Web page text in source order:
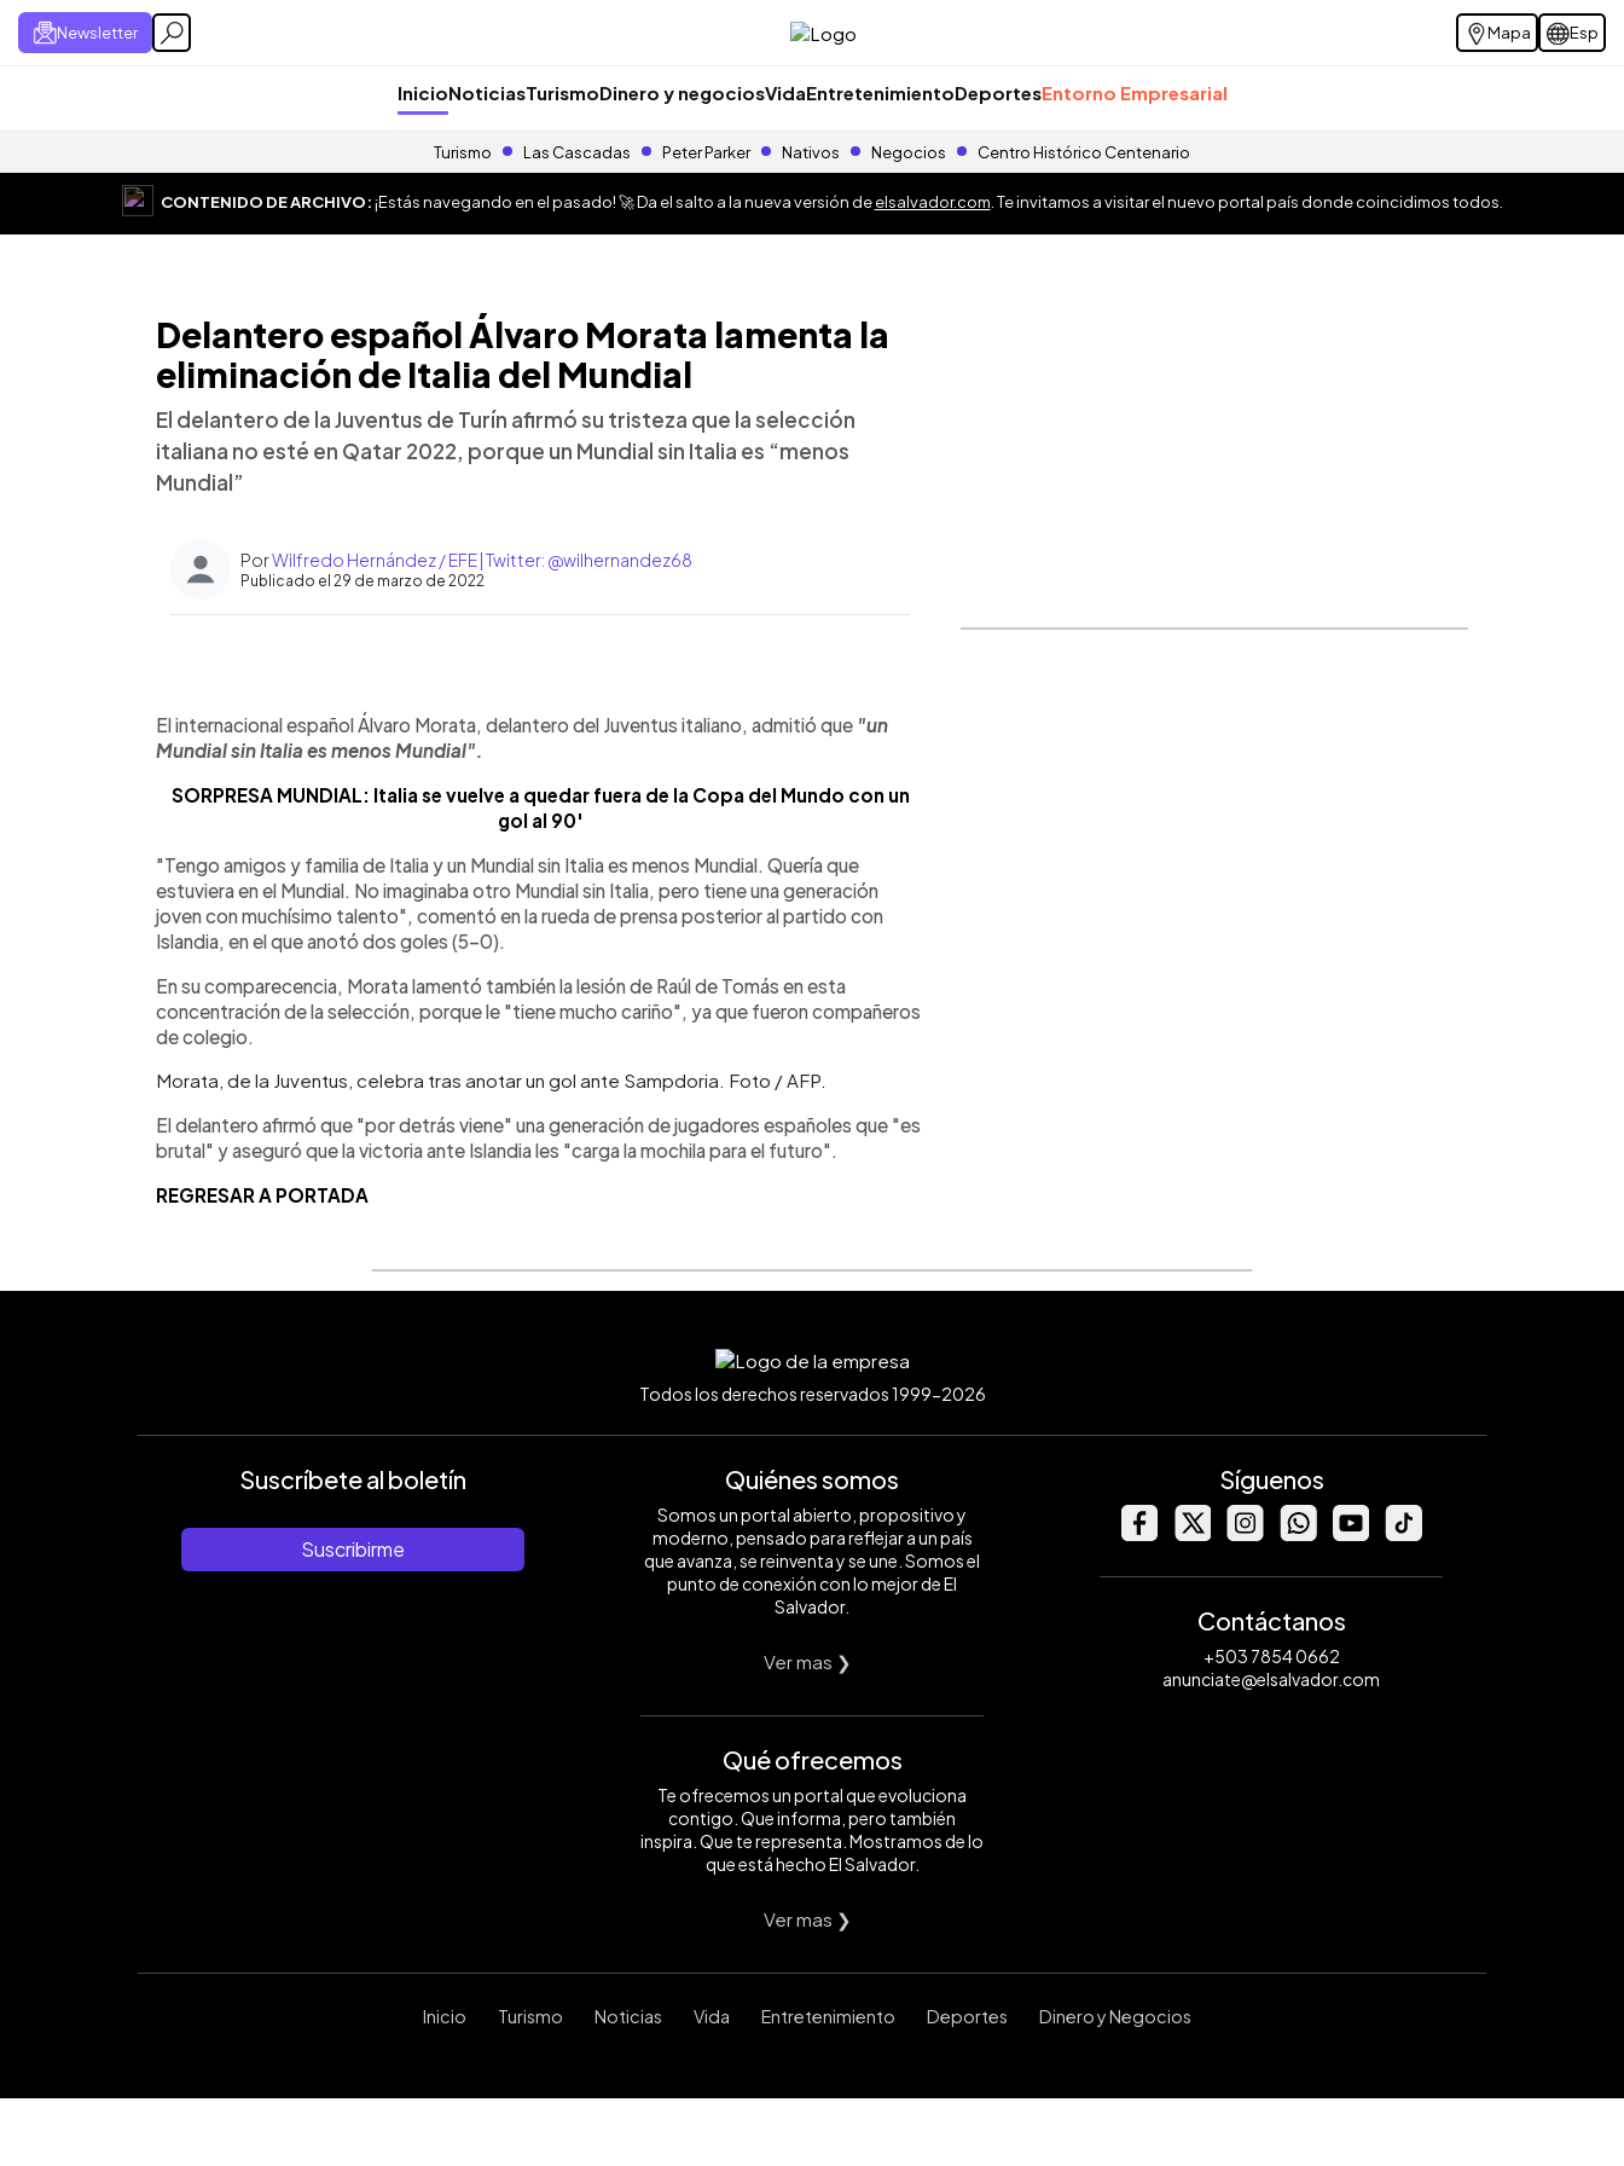
Newsletter Mapa Esp
InicioNoticiasTurismoDinero y negociosVidaEntretenimientoDeportesEntorno Empresarial
Turismo Las Cascadas Peter Parker Nativos Negocios Centro Histórico Centenario
CONTENIDO DE ARCHIVO:¡Estás navegando en el pasado! 🚀 Da el salto a la nueva versión deelsalvador.com . Te invitamos a visitar el nuevo portal país donde coincidimos todos.
Delantero español Álvaro Morata lamenta la
eliminación de Italia del Mundial
El delantero de la Juventus de Turín afirmó su tristeza que la selección
italiana no esté en Qatar 2022, porque un Mundial sin Italia es “menos
Mundial”
PorWilfredo Hernández / EFE | Twitter: @wilhernandez68
Publicado el 29 de marzo de 2022
► Escuchar artículo
El internacional español Álvaro Morata, delantero del Juventus italiano, admitió que "un
Mundial sin Italia es menos Mundial".
SORPRESA MUNDIAL: Italia se vuelve a quedar fuera de la Copa del Mundo con un
gol al 90'
"Tengo amigos y familia de Italia y un Mundial sin Italia es menos Mundial. Quería que
estuviera en el Mundial. No imaginaba otro Mundial sin Italia, pero tiene una generación
joven con muchísimo talento", comentó en la rueda de prensa posterior al partido con
Islandia, en el que anotó dos goles (5-0).
En su comparecencia, Morata lamentó también la lesión de Raúl de Tomás en esta
concentración de la selección, porque le "tiene mucho cariño", ya que fueron compañeros
de colegio.
Morata, de la Juventus, celebra tras anotar un gol ante Sampdoria. Foto / AFP.
El delantero afirmó que "por detrás viene" una generación de jugadores españoles que "es
brutal" y aseguró que la victoria ante Islandia les "carga la mochila para el futuro".
REGRESAR A PORTADA
Todos los derechos reservados 1999-2026
Suscríbete al boletín
Suscribirme
Quiénes somos
Somos un portal abierto, propositivo y
moderno, pensado para reflejar a un país
que avanza, se reinventa y se une. Somos el
punto de conexión con lo mejor de El
Salvador.
Ver mas ❯
Qué ofrecemos
Te ofrecemos un portal que evoluciona
contigo. Que informa, pero también
inspira. Que te representa. Mostramos de lo
que está hecho El Salvador.
Ver mas ❯
Síguenos
Contáctanos
+503 7854 0662
anunciate@elsalvador.com
Inicio Turismo Noticias Vida Entretenimiento Deportes Dinero y Negocios